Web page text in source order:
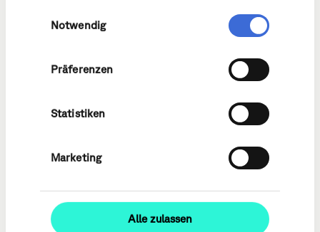
Notwendig
Präferenzen
Statistiken
Marketing
Alle zulassen
Einmal hin mit E-Bike und retour